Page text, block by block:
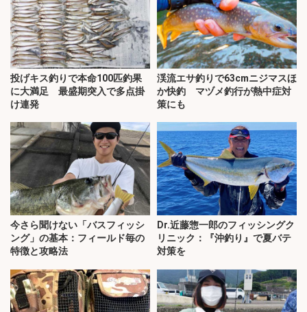
投げキス釣りで本命100匹釣果
に大満足 最盛期突入で多点掛
け連発
渓流エサ釣りで63cmニジマスほ
か快釣 マヅメ釣行が熱中症対
策にも
今さら聞けない「バスフィッシ
ング」の基本：フィールド毎の
特徴と攻略法
Dr.近藤惣一郎のフィッシングク
リニック：『沖釣り』で夏バテ
対策を